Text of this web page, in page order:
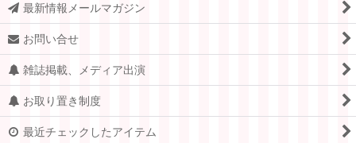
ドイツ.ベルリン
チェコ
アメリカ
イギリス
最新情報メールマガジン
お問い合せ
雑誌掲載、メディア出演
お取り置き制度
最近チェックしたアイテム